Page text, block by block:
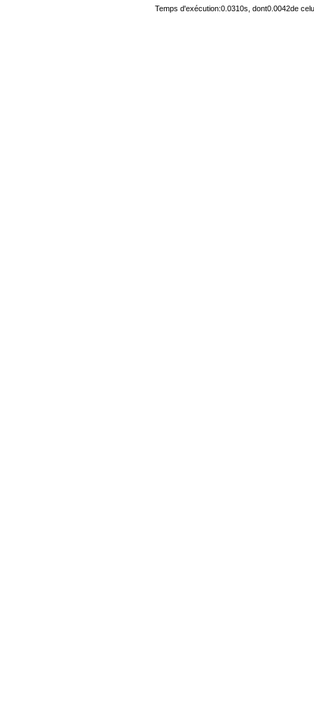
Temps d'exécution:0.0310s, dont0.0042de